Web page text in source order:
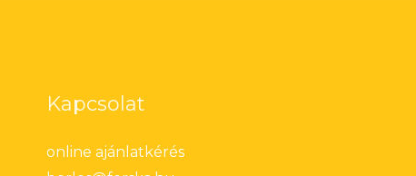
Kapcsolat
online ajánlatkérés